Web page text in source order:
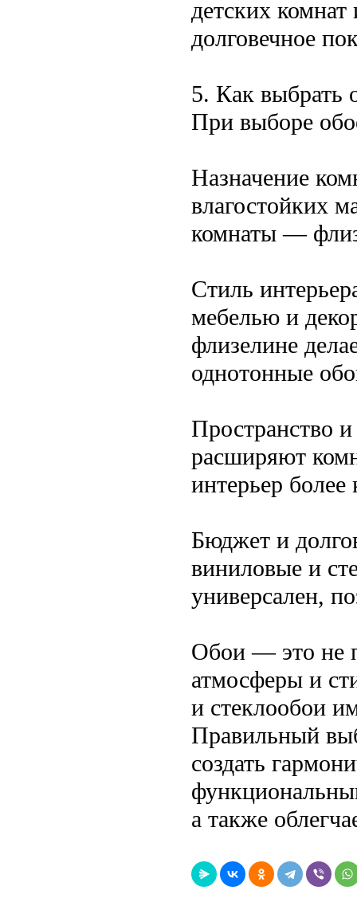
детских комнат
долговечное
5. Как выбрать
При выборе
Назначение
влагостойких
комнаты —
Стиль
мебелью и
флизелине
однотонные
Пространство
расширяют
интерьер
Бюджет и
виниловые и
универсален,
Обои — это не
атмосферы и
и стеклообои
Правильный
создать
а также